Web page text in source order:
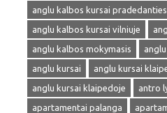
anglu kalbos kursai
anglu kalbos kursai vilniuje
anglu kalbos mokymasis
anglu kursai
anglu kursai
anglu kursai klaipedoje
antro
apartamentai palanga